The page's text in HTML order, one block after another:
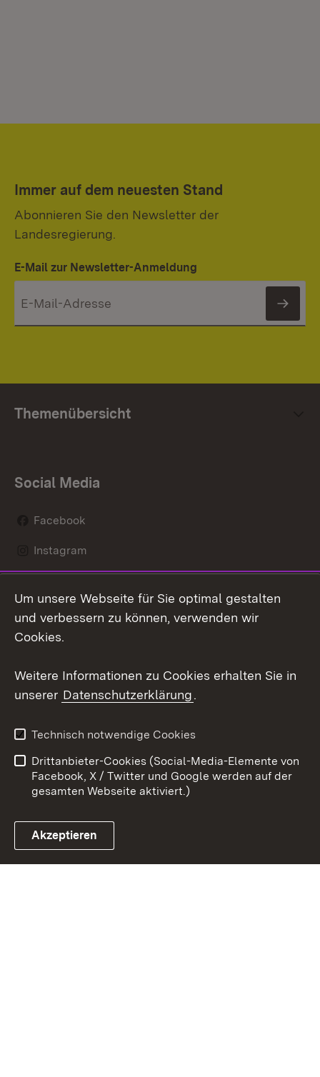
Immer auf dem neuesten Stand
Abonnieren Sie den Newsletter der
Landesregierung.
E-Mail zur Newsletter-Anmeldung
Themenübersicht
Social Media
Facebook
Instagram
Mastodon
Youtube
Link zum Landesportal
Kontakt
Datenschutz
Barrierefreiheit
Impressum Cookies
Um unsere Webseite für Sie optimal gestalten
und verbessern zu können, verwenden wir
Cookies.
Weitere Informationen zu Cookies erhalten Sie in
unserer Datenschutzerklärung.
Technisch notwendige Cookies
Drittanbieter-Cookies (Social-Media-Elemente von
Facebook, X / Twitter und Google werden auf der
gesamten Webseite aktiviert.)
Akzeptieren